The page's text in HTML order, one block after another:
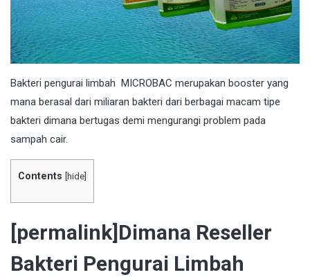
Bakteri pengurai limbah MICROBAC merupakan booster yang
mana berasal dari miliaran bakteri dari berbagai macam tipe
bakteri dimana bertugas demi mengurangi problem pada
sampah cair.
Contents hide
[permalink]Dimana Reseller
Bakteri Pengurai Limbah